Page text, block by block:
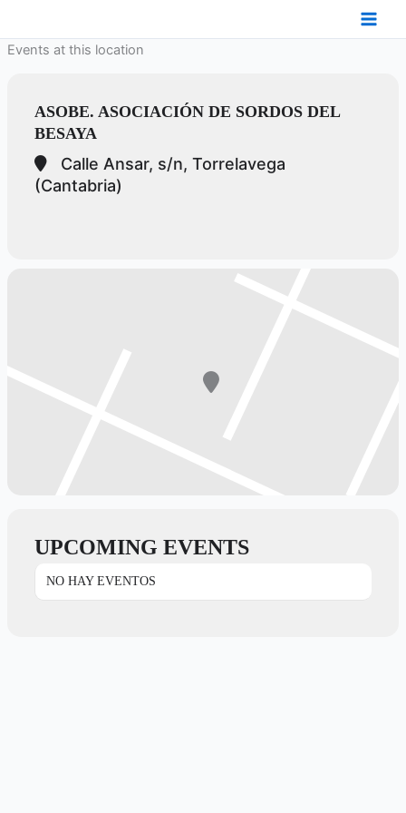
contenido
Events at this location
ASOBE. ASOCIACIÓN DE SORDOS DEL
BESAYA
Calle Ansar, s/n, Torrelavega
(Cantabria)
UPCOMING EVENTS
NO HAY EVENTOS